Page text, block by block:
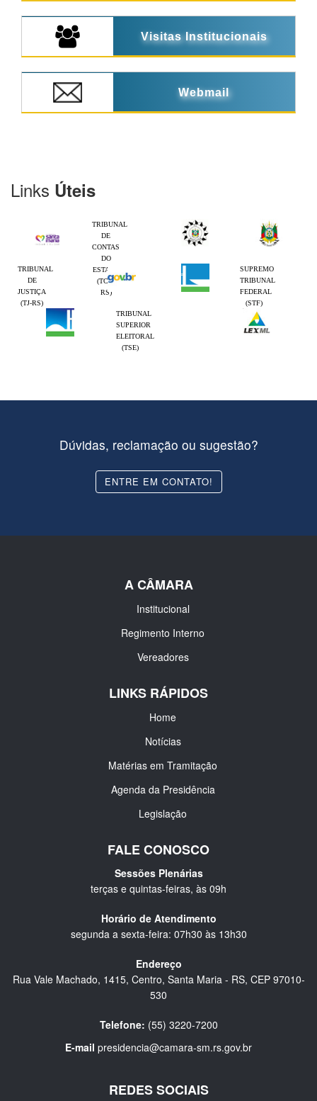
Visitas Institucionais
Webmail
Links Úteis
TRIBUNAL
DE
CONTAS
DO
ESTADO
(TCE-
RS)
TRIBUNAL
DE
JUSTIÇA
(TJ-RS)
SUPREMO
TRIBUNAL
FEDERAL
(STF)
TRIBUNAL
SUPERIOR
ELEITORAL
(TSE)
Dúvidas, reclamação ou sugestão?
ENTRE EM CONTATO!
A CÂMARA
Institucional
Regimento Interno
Vereadores
LINKS RÁPIDOS
Home
Notícias
Matérias em Tramitação
Agenda da Presidência
Legislação
FALE CONOSCO
Sessões Plenárias
terças e quintas-feiras, às 09h
Horário de Atendimento
segunda a sexta-feira: 07h30 às 13h30
Endereço
Rua Vale Machado, 1415, Centro, Santa Maria - RS, CEP 97010-
530
Telefone: (55) 3220-7200
E-mail presidencia@camara-sm.rs.gov.br
REDES SOCIAIS